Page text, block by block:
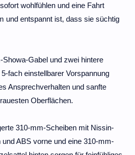
wohlfühlen und eine Fahrt
und entspannt ist, dass sie süchtig
Gabel und zwei hintere
fach einstellbarer Vorspannung
Ansprechverhalten und sanfte
Oberflächen.
310-mm-Scheiben mit Nissin-
ABS vorne und eine 310-mm-